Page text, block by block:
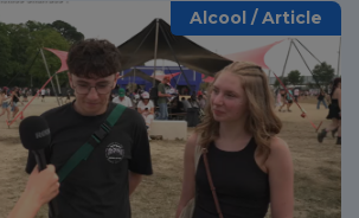
Alcool / Article